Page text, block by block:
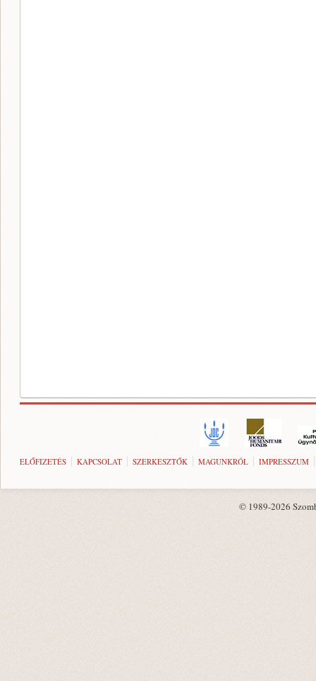
ELŐFIZETÉS KAPCSOLAT SZERKESZTŐK MAGUNKRÓL IMPRESSZUM
© 1989-2026